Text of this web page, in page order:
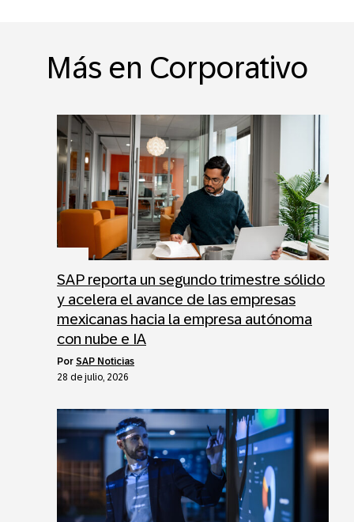
Más en Corporativo
SAP reporta un segundo trimestre sólido
y acelera el avance de las empresas
mexicanas hacia la empresa autónoma
con nube e IA
por SAP Noticias
28 de julio, 2026